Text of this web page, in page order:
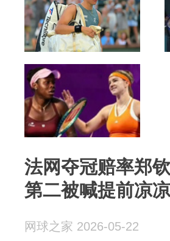
法网夺冠赔率郑
第二被喊提前凉凉
网球之家 2026-05-22